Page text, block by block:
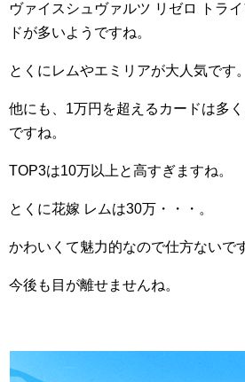
ヴァイスシュヴァルツ リゼロ トラ
ドが多いようですね。
とくにレムやエミリアが大人気です。
他にも、1万円を超えるカードは多
ですね。
TOP3は10万以上と高すぎますね。
とくに花嫁 レムは30万・・・。
かわいくて魅力的なので仕方ないで
今後も目が離せませんね。